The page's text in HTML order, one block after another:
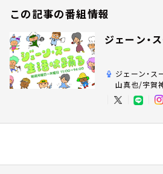
この記事の番組情報
ジェーン・
ジェーン・
山真也/宇賀